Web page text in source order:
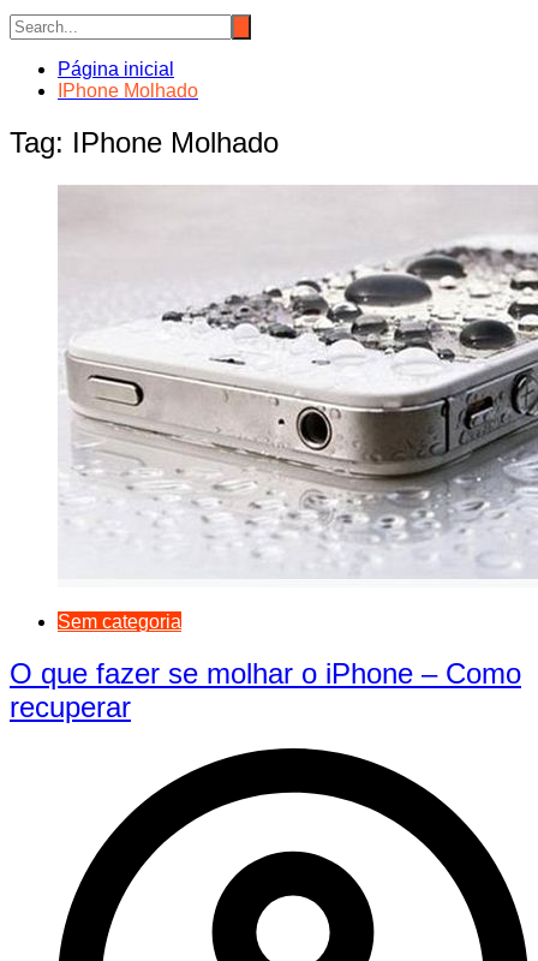
Página inicial
IPhone Molhado
Tag: IPhone Molhado
Sem categoria
O que fazer se molhar o iPhone – Como
recuperar